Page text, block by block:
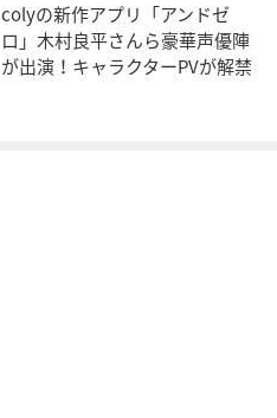
colyの新作アプリ「アンドゼ
ロ」木村良平さんら豪華声優陣
が出演！キャラクターPVが解禁